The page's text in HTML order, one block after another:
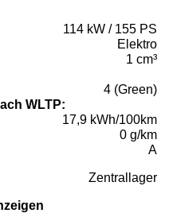
114 kW / 155 PS
Elektro
1 cm³
4 (Green)
WLTP:
17,9 kWh/100km
0 g/km
A
Zentrallager